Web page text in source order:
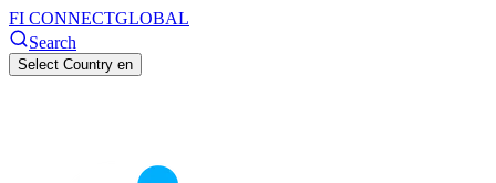
FI CONNECTGLOBAL
Search
Select Country en